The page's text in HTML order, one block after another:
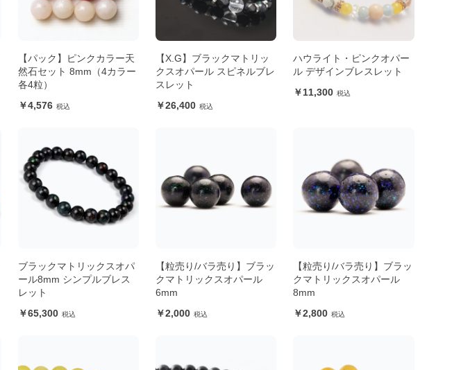
【パック】ピンクカラー天
然石セット 8mm（4カラー
各4粒）
4,576
【X.G】ブラックマトリッ
クスオパール スピネルブレ
スレット
26,400
ハウライト・ピンクオパー
ル デザインブレスレット
11,300
ブラックマトリックスオパ
ール8mm シンプルブレス
レット
65,300
【粒売り/バラ売り】ブラッ
クマトリックスオパール
6mm
2,000
【粒売り/バラ売り】ブラッ
クマトリックスオパール
8mm
2,800